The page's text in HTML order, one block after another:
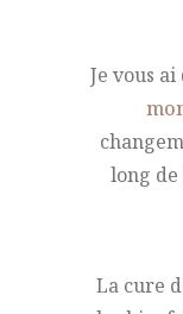
Je vous
long de
La cure